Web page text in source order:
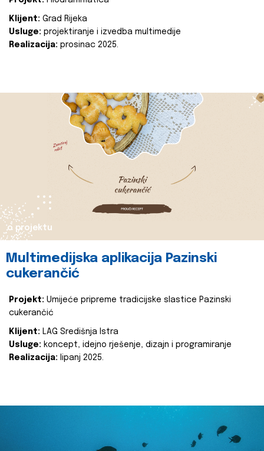
Klijent: Grad Rijeka
Usluge: projektiranje i izvedba multimedije
Realizacija: prosinac 2025.
o projektu
Multimedijska aplikacija Pazinski
cukerančić
Projekt: Umijeće pripreme tradicijske slastice Pazinski
cukerančić
Klijent: LAG Središnja Istra
Usluge: koncept, idejno rješenje, dizajn i programiranje
Realizacija: lipanj 2025.